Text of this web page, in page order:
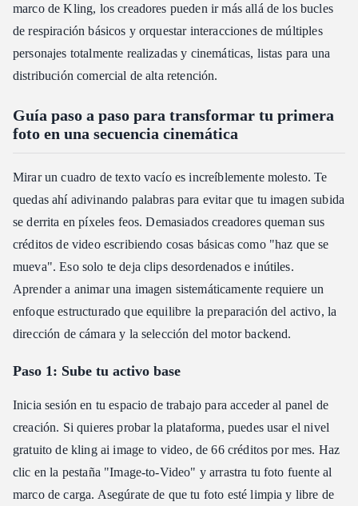
marco de Kling, los creadores pueden ir más allá de los bucles
de respiración básicos y orquestar interacciones de múltiples
personajes totalmente realizadas y cinemáticas, listas para una
distribución comercial de alta retención.
Guía paso a paso para transformar tu primera
foto en una secuencia cinemática
Mirar un cuadro de texto vacío es increíblemente molesto. Te
quedas ahí adivinando palabras para evitar que tu imagen subida
se derrita en píxeles feos. Demasiados creadores queman sus
créditos de video escribiendo cosas básicas como "haz que se
mueva". Eso solo te deja clips desordenados e inútiles.
Aprender a animar una imagen sistemáticamente requiere un
enfoque estructurado que equilibre la preparación del activo, la
dirección de cámara y la selección del motor backend.
Paso 1: Sube tu activo base
Inicia sesión en tu espacio de trabajo para acceder al panel de
creación. Si quieres probar la plataforma, puedes usar el nivel
gratuito de kling ai image to video, de 66 créditos por mes. Haz
clic en la pestaña "Image-to-Video" y arrastra tu foto fuente al
marco de carga. Asegúrate de que tu foto esté limpia y libre de